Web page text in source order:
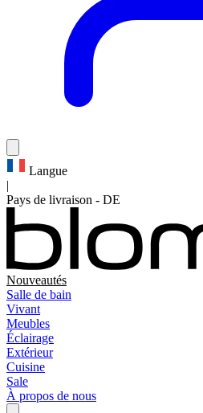
Langue
|
Pays de livraison - DE
Nouveautés
Salle de bain
Vivant
Meubles
Éclairage
Extérieur
Cuisine
Sale
À propos de nous